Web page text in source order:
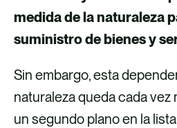
medida de la naturaleza
suministro de bienes y
Sin embargo, esta
naturaleza queda cada vez
un segundo plano en la